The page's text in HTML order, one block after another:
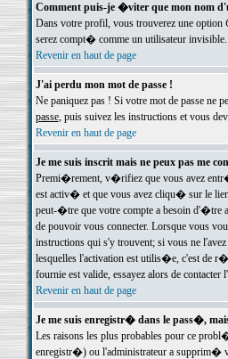
Comment puis-je �viter que mon nom
Dans votre profil, vous trouverez une option
serez compt� comme un utilisateur invisible.
Revenir en haut de page
J'ai perdu mon mot de passe !
Ne paniquez pas ! Si votre mot de passe
passe, puis suivez les instructions et vous
Revenir en haut de page
Je me suis inscrit mais ne peux pas me
Premi�rement, v�rifiez que vous avez
est activ� et que vous avez cliqu� sur le
peut-�tre que votre compte a besoin d'�tre
de pouvoir vous connecter. Lorsque vous
instructions qui s'y trouvent; si vous ne
lesquelles l'activation est utilis�e, c'est de
fournie est valide, essayez alors de contacter
Revenir en haut de page
Je me suis enregistr� dans le pass�,
Les raisons les plus probables pour ce
enregistr�) ou l'administrateur a supprim�